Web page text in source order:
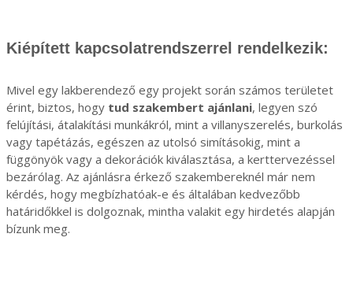
Kiépített kapcsolatrendszerrel rendelkezik:
Mivel egy lakberendező egy projekt során számos területet
érint, biztos, hogy tud szakembert ajánlani, legyen szó
felújítási, átalakítási munkákról, mint a villanyszerelés, burkolás
vagy tapétázás, egészen az utolsó simításokig, mint a
függönyök vagy a dekorációk kiválasztása, a kerttervezéssel
bezárólag. Az ajánlásra érkező szakembereknél már nem
kérdés, hogy megbízhatóak-e és általában kedvezőbb
határidőkkel is dolgoznak, mintha valakit egy hirdetés alapján
bízunk meg.